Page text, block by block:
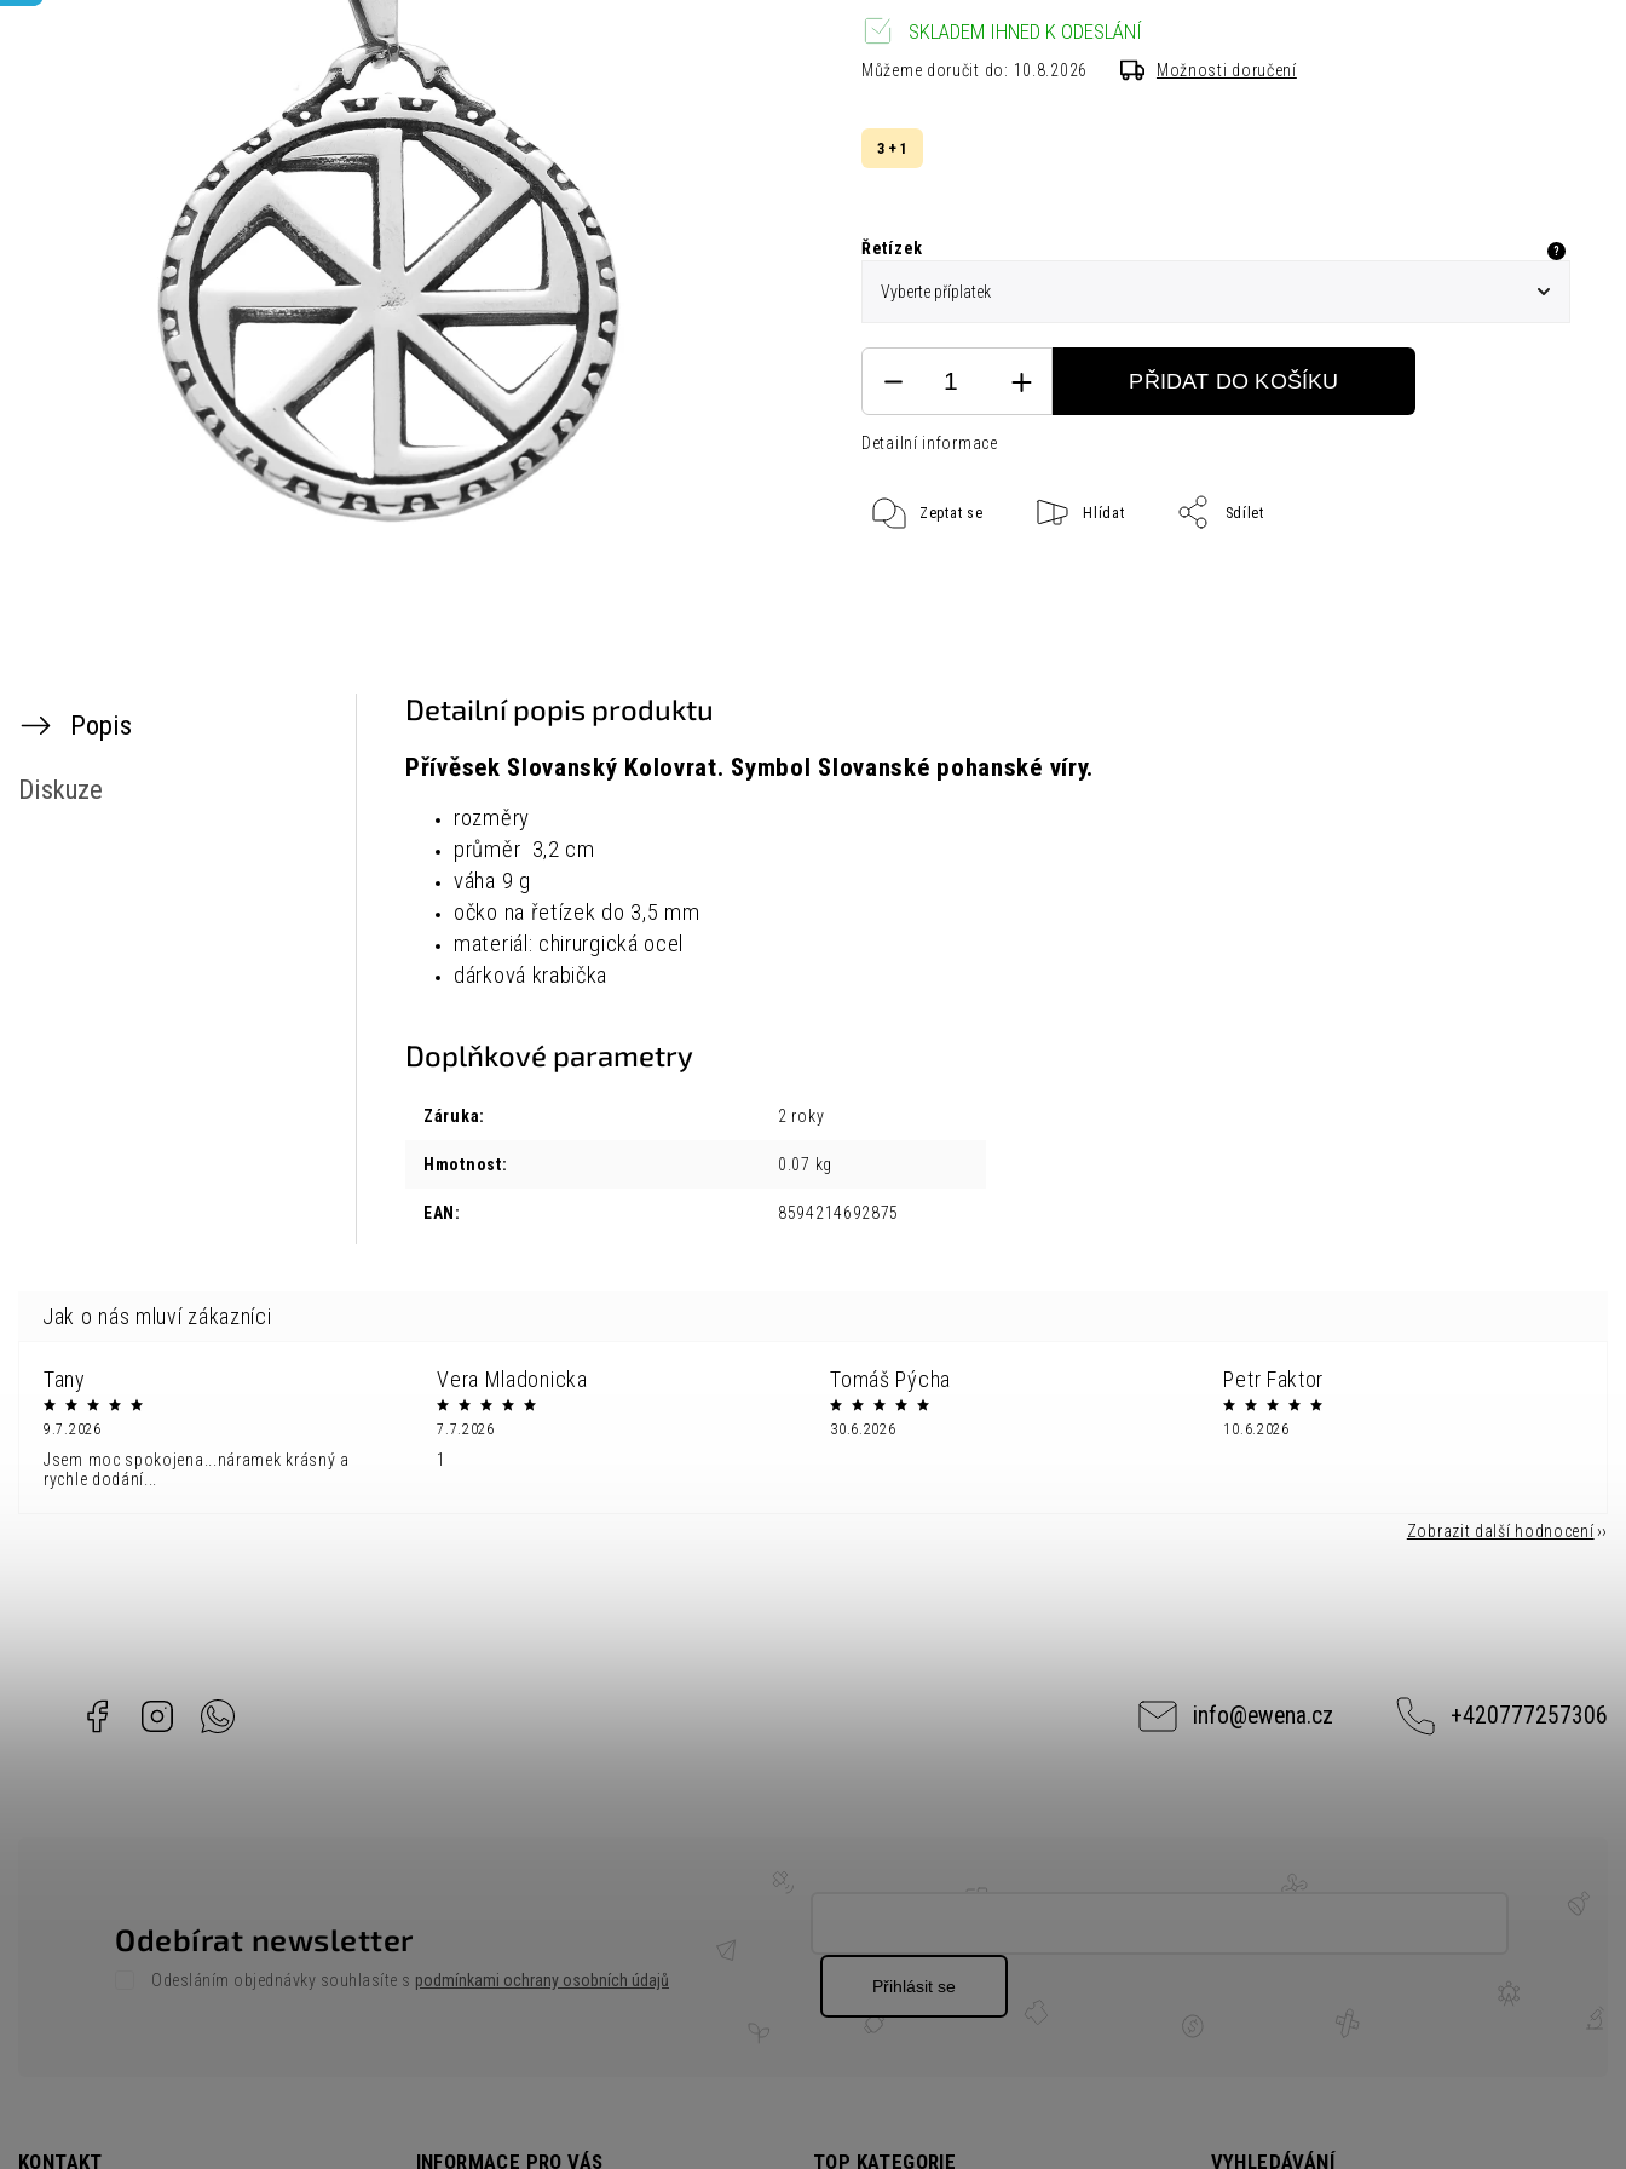
3 + 1
Řetízek ?
SKLADEM IHNED K ODESLÁNÍ
Můžeme doručit do: 10.8.2026 Možnosti doručení
PŘIDAT DO KOŠÍKU
Detailní informace
Zeptat se Hlídat Sdílet
Popis
Diskuze
Detailní popis produktu
Přívěsek Slovanský Kolovrat. Symbol Slovanské pohanské víry.
rozměry
průměr 3,2 cm
váha 9 g
očko na řetízek do 3,5 mm
materiál: chirurgická ocel
dárková krabička
Doplňkové parametry
Záruka: 2 roky
Hmotnost: 0.07 kg
EAN : 8594214692875
Tany
9.7.2026
Jsem moc spokojena...náramek krásný a
rychle dodání...
Vera Mladonicka
7.7.2026
1
Tomáš Pýcha
30.6.2026
Petr Faktor
10.6.2026
Zobrazit další hodnocení
Facebook Instagram info@ewena.cz +420777257306
KONTAKT INFORMACE PRO VÁS
Odebírat newsletter
Odesláním objednávky souhlasíte s podmínkami ochrany osobních údajů Přihlásit se
TOP KATEGORIE VYHLEDÁVÁNÍ